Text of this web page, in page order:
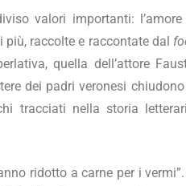
valori importanti:
raccolte e raccontate dal
quella dell’attore
dei padri veronesi
tracciati nella storia
ridotto a carne per i